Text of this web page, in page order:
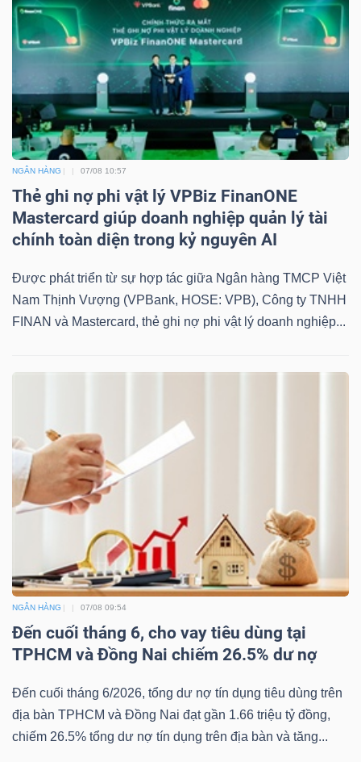
NGÂN HÀNG 07/08 10:57
Thẻ ghi nợ phi vật lý VPBiz FinanONE
Mastercard giúp doanh nghiệp quản lý tài
chính toàn diện trong kỷ nguyên AI
Được phát triển từ sự hợp tác giữa Ngân hàng TMCP Việt
Nam Thịnh Vượng (VPBank, HOSE: VPB), Công ty TNHH
FINAN và Mastercard, thẻ ghi nợ phi vật lý doanh nghiệp...
NGÂN HÀNG 07/08 09:54
Đến cuối tháng 6, cho vay tiêu dùng tại
TPHCM và Đồng Nai chiếm 26.5% dư nợ
Đến cuối tháng 6/2026, tổng dư nợ tín dụng tiêu dùng trên
địa bàn TPHCM và Đồng Nai đạt gần 1.66 triệu tỷ đồng,
chiếm 26.5% tổng dư nợ tín dụng trên địa bàn và tăng...